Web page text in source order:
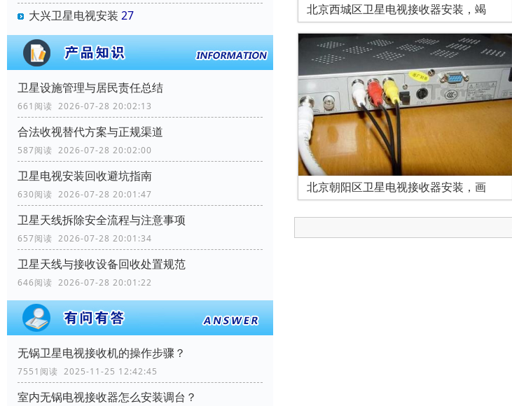
大兴卫星电视安装 27
卫星设施管理与居民责任总结
661阅读 2026-07-28 20:02:13
合法收视替代方案与正规渠道
587阅读 2026-07-28 20:02:00
卫星电视安装回收避坑指南
630阅读 2026-07-28 20:01:47
卫星天线拆除安全流程与注意事项
657阅读 2026-07-28 20:01:34
卫星天线与接收设备回收处置规范
646阅读 2026-07-28 20:01:22
无锅卫星电视接收机的操作步骤？
7551阅读 2025-11-25 12:42:45
室内无锅电视接收器怎么安装调台？
北京西城区卫星电视接收器安装，竭
北京朝阳区卫星电视接收器安装，画